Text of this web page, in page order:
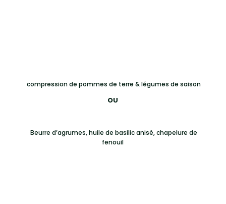
compression de pommes de terre & légumes de saison
OU
Beurre d’agrumes, huile de basilic anisé, chapelure de
fenouil